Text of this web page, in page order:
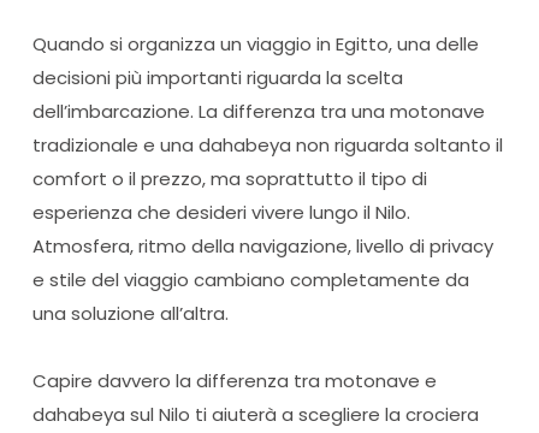
Quando si organizza un viaggio in Egitto, una delle
decisioni più importanti riguarda la scelta
dell’imbarcazione. La differenza tra una motonave
tradizionale e una dahabeya non riguarda soltanto il
comfort o il prezzo, ma soprattutto il tipo di
esperienza che desideri vivere lungo il Nilo.
Atmosfera, ritmo della navigazione, livello di privacy
e stile del viaggio cambiano completamente da
una soluzione all’altra.
Capire davvero la differenza tra motonave e
dahabeya sul Nilo ti aiuterà a scegliere la crociera